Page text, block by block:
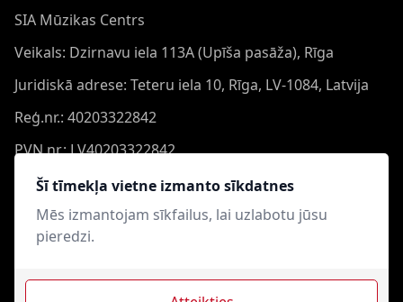
Šī tīmekļa vietne izmanto sīkdatnes
Mēs izmantojam sīkfailus, lai uzlabotu jūsu
pieredzi.
SIA Mūzikas Centrs
Veikals: Dzirnavu iela 113A (Upīša pasāža), Rīga
Juridiskā adrese: Teteru iela 10, Rīga, LV-1084, Latvija
Reģ.nr.: 40203322842
PVN nr.: LV40203322842
Banka: Swedbank AS
Konts: LV44HABA0551050864473
Swift: HABALV22